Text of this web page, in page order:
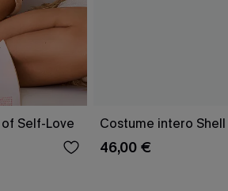
Self-Love Costume intero
46,00 €